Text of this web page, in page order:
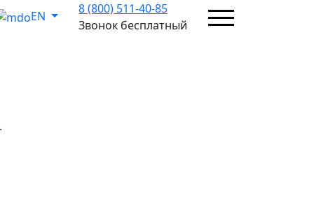
EN
8 (800) 511-40-85
Звонок бесплатный